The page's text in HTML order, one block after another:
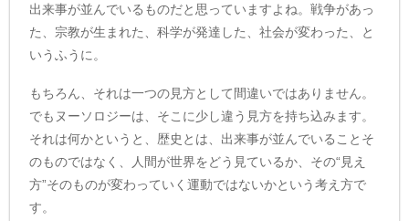
出来事が並んでいるものだと思っていますよね。戦争があっ
た、宗教が生まれた、科学が発達した、社会が変わった、と
いうふうに。
もちろん、それは一つの見方として間違いではありません。
でもヌーソロジーは、そこに少し違う見方を持ち込みます。
それは何かというと、歴史とは、出来事が並んでいることそ
のものではなく、人間が世界をどう見ているか、その“見え
方”そのものが変わっていく運動ではないかという考え方で
す。